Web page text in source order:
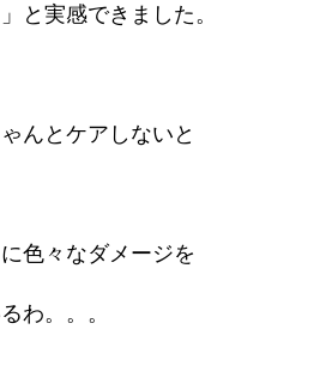
」と実感できました。
んとケアしないと
色々なダメージを
わ。。。